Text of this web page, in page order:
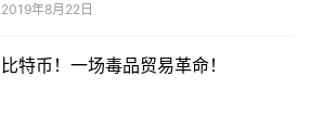
2019年8月22日
比特币！一场毒品贸易革命！